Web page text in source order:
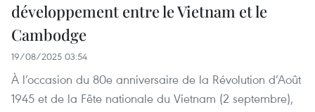
développement entre le Vietnam et le
Cambodge
19/08/2025 03:54
À l’occasion du 80e anniversaire de la Révolution d’Août
1945 et de la Fête nationale du Vietnam (2 septembre),